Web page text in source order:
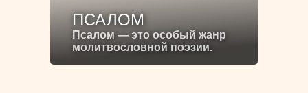
ПСАЛОМ
Псалом — это особый жанр
молитвословной поэзии.